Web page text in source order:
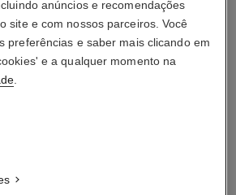
MAIS
anúncios e recomendações
site e com nossos parceiros. Você
preferências e saber mais clicando em
e a qualquer momento na